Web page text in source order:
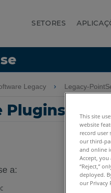
SETORES
global
Legacy Legacy-
Plugins
This site
website
record user
our third-
and online
Accept,
“Reject,”
deployed.
our Privacy